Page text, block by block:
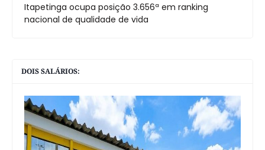
Itapetinga ocupa posição 3.656ª em ranking
nacional de qualidade de vida
DOIS SALÁRIOS: